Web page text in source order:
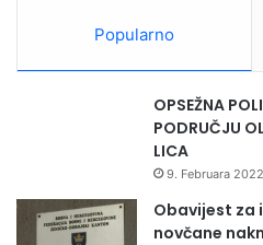
Popularno
OPSEŽNA
PODRUČJU
LICA
9. Februara
Obavijest za
novčane